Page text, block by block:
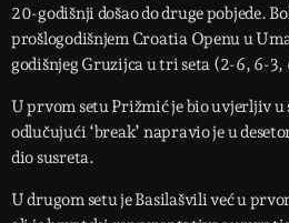
20-godišnji došao do druge pobjede.
prošlogodišnjem Croatia Openu u
godišnjeg Gruzijca u tri seta (2-6, 6-3,
U prvom setu Prižmić je bio uvjerljiv u
odlučujući ‘break’ napravio je u
dio susreta.
U drugom setu je Basilašvili već u